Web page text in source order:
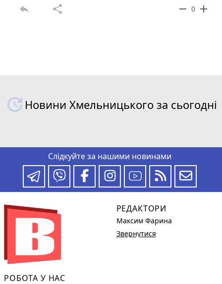
reply share remove 0 add
Новини Хмельницького за сьогодні
Слідкуйте за нашими новинами
РОБОТА У НАС
РЕДАКТОРИ
Максим Фарина
Звернутися